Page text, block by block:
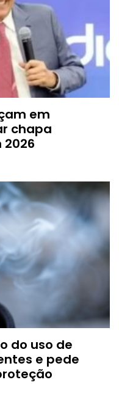
em
chapa
2026
do uso de
e pede